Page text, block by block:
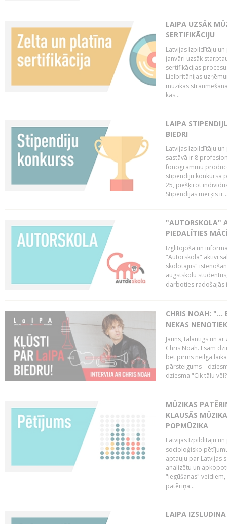
LAIPA UZSĀK
SERTIFIKĀCIJU
Latvijas Izpildītāju
janvāri uzsāk
sertifikācijas
Lielbritānijas
mūzikas
kas...
LAIPA
BIEDRI
Latvijas Izpildītāju
sastāvā ir 8
fonogrammu
stipendiju konkursa
25, piešķirot
Stipendijas mērķis
"AUTORSKOLA"
PIEDALĪTIES
Izglītojošā un
"Autorskola" aktīvi
skolotājus"
augstskolu
darboties radošajās
CHRIS NOAH: "…
NEKAS
Jauns, talantīgs un
Chris Noah. Esam
bet pirms neilga
pārsteigums –
dziesma "Cik tālu
MŪZIKAS
KLAUSĀS
POPMŪZIKA
Latvijas Izpildītāju
socioloģisko
aptauju par Latvijas
analizētu un
"iegūšanas"
patēriņa...
LAIPA